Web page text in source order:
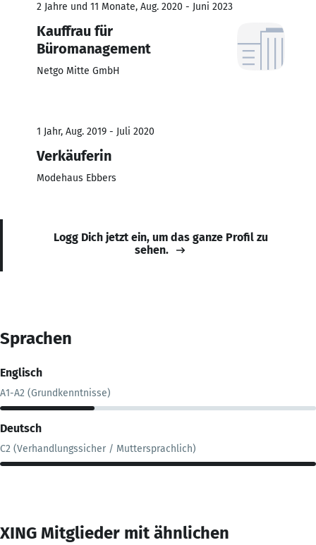
2 Jahre und 11 Monate, Aug. 2020 - Juni 2023
Kauffrau für
Büromanagement
Netgo Mitte GmbH
1 Jahr, Aug. 2019 - Juli 2020
Verkäuferin
Modehaus Ebbers
Logg Dich jetzt ein, um das ganze Profil zu
sehen.
Sprachen
Englisch
A1-A2 (Grundkenntnisse)
Deutsch
C2 (Verhandlungssicher / Muttersprachlich)
XING Mitglieder mit ähnlichen